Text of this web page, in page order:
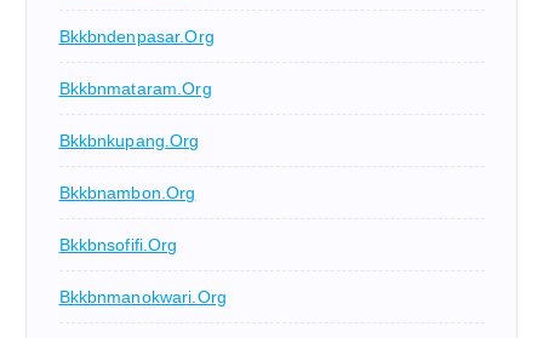
Bkkbndenpasar.org
Bkkbnmataram.org
Bkkbnkupang.org
Bkkbnambon.org
Bkkbnsofifi.org
Bkkbnmanokwari.org